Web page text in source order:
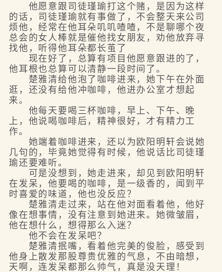
他愿意跟司徒瑾瑜打这个赌，是因为这样
的话，司徒瑾瑜就有事做了，不会整天来公司
烦他，经常在他耳朵叽叽喳喳，不是聊哪个夜
总会的女人棒就是催他找女朋友，劝他放弃寻
找他，听得他耳朵都长茧了
现在好了，总算有项目他愿意跟进的了，
他耳根也总算可以清静一段时间了。
楚雅清给他泡了咖啡进来，她下午在外面
逛，还没有给他冲咖啡，他进办公室才想起
来。
他每天要喝三杯咖啡，早上、下午、晚
上，他说喝咖啡后，精神很好，才有精力工
作。
她端着咖啡进来，还以为欧阳明轩会说她
几句的，毕竟她觉得有时候，他说话比司徒瑾
瑜还要难听。
可是没想到，她走进来，却见到欧阳明轩
在发呆，他要喝的咖啡，是一级香的，闻到平
时喜爱的味道，他也没反应？
楚雅清走过来，站在他对面看着他，他好
像在想事情，没有注意到她进来。她微皱眉，
他在想什么，想得那么入迷？
他不会在发呆吧？
楚雅清抿嘴，看着他完美的俊脸，感受到
他身上散发那股尊贵优雅的气息，不由暗想，
天啊，连发呆都那么帅气，真是没天理！